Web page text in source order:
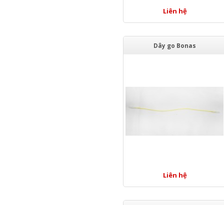
Liên hệ
Dây go Bonas
Liên hệ